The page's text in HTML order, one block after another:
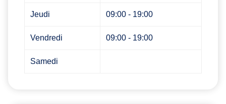
Jeudi 09:00 - 19:00
Vendredi 09:00 - 19:00
Samedi